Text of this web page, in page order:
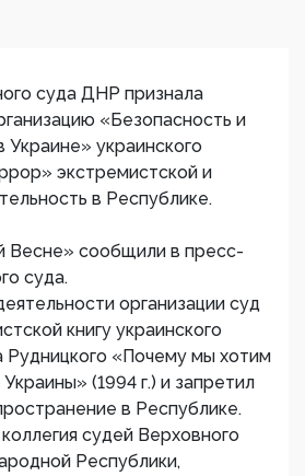
суда ДНР признала
«Безопасность и
Украине» украинского
экстремистской и
в Республике.
Весне» сообщили в пресс-
суда.
организации суд
книгу украинского
Рудницкого «Почему мы хотим
(1994 г.) и запретил
в Республике.
судей Верховного
Республики,